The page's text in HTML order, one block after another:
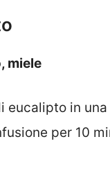
miele
eucalipto in una
per 10